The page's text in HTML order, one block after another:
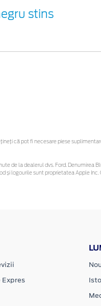
stins
că pot fi necesare piese
de la dealerul dvs. Ford. Denumirea
și logourile sunt proprietatea Apple
Expres